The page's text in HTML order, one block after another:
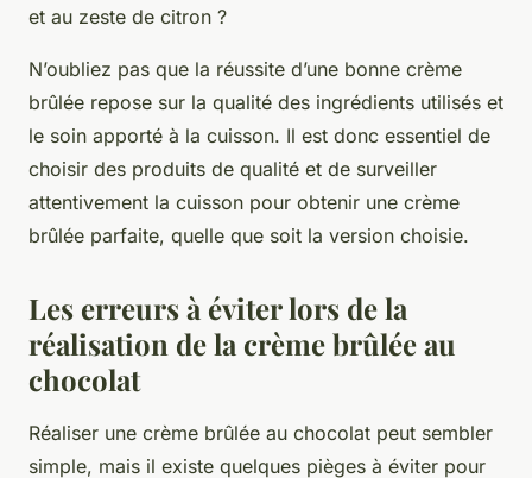
et au zeste de citron ?
N’oubliez pas que la réussite d’une bonne crème
brûlée repose sur la qualité des ingrédients utilisés et
le soin apporté à la cuisson. Il est donc essentiel de
choisir des produits de qualité et de surveiller
attentivement la cuisson pour obtenir une crème
brûlée parfaite, quelle que soit la version choisie.
Les erreurs à éviter lors de la
réalisation de la crème brûlée au
chocolat
Réaliser une crème brûlée au chocolat peut sembler
simple, mais il existe quelques pièges à éviter pour